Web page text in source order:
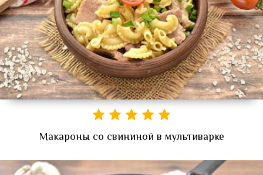
Макароны со свининой в мультиварке